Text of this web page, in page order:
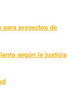
para proyectos de
según la justicia